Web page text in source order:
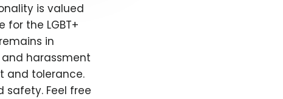
is valued
the LGBT+
in
harassment
and tolerance.
safety. Feel free